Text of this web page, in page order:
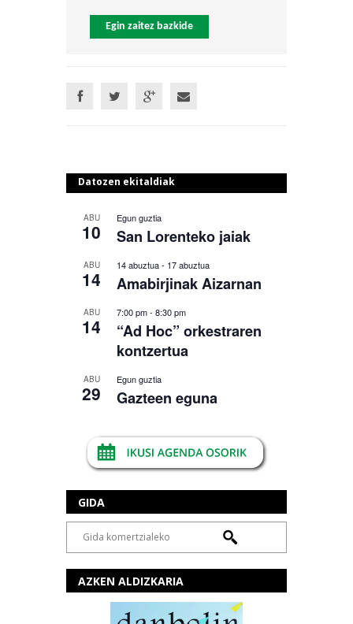
Egin zaitez bazkide
Datozen ekitaldiak
ABU
10
Egun guztia
San Lorenteko jaiak
ABU
14
14 abuztua- 17 abuztua
Amabirjinak Aizarnan
ABU
14
7:00 pm- 8:30 pm
“Ad Hoc” orkestraren
kontzertua
ABU
29
Egun guztia
Gazteen eguna
GIDA
AZKEN ALDIZKARIA